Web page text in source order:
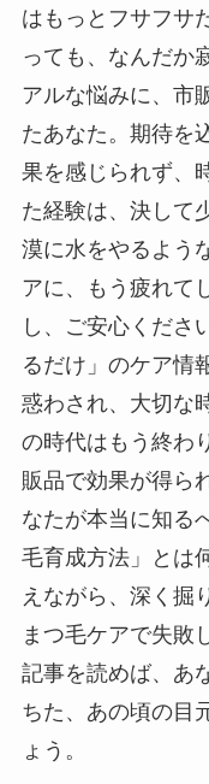
はもっとフサフサ
っても、なんだか
アルな悩みに、市
たあなた。期待を
果を感じられず、
た経験は、決して
漠に水をやるよう
アに、もう疲れて
し、ご安心くださ
るだけ」のケア情
惑わされ、大切な
の時代はもう終わ
販品で効果が得ら
なたが本当に知る
毛育成方法」とは
えながら、深く掘
まつ毛ケアで失敗
記事を読めば、あ
ちた、あの頃の目
ょう。